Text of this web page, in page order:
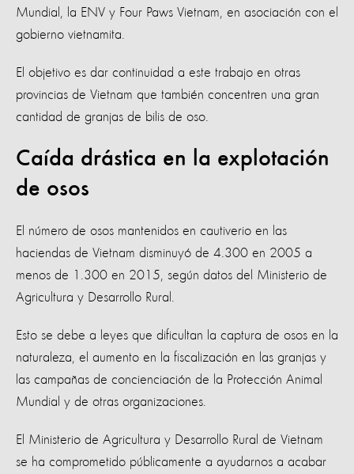
Mundial, la ENV y Four Paws Vietnam, en asociación con el
gobierno vietnamita.
El objetivo es dar continuidad a este trabajo en otras
provincias de Vietnam que también concentren una gran
cantidad de granjas de bilis de oso.
Caída drástica en la explotación
de osos
El número de osos mantenidos en cautiverio en las
haciendas de Vietnam disminuyó de 4.300 en 2005 a
menos de 1.300 en 2015, según datos del Ministerio de
Agricultura y Desarrollo Rural.
Esto se debe a leyes que dificultan la captura de osos en la
naturaleza, el aumento en la fiscalización en las granjas y
las campañas de concienciación de la Protección Animal
Mundial y de otras organizaciones.
El Ministerio de Agricultura y Desarrollo Rural de Vietnam
se ha comprometido públicamente a ayudarnos a acabar